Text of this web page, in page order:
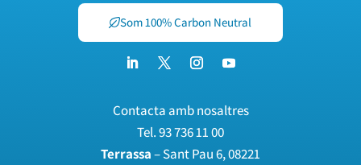
Som 100% Carbon Neutral
Contacta amb nosaltres
Tel.93 736 11 00
Terrassa– Sant Pau 6, 08221